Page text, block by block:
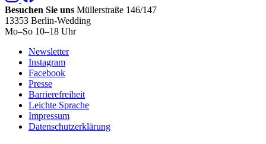
Besuchen Sie uns Müllerstraße 146/147
13353 Berlin-Wedding
Mo–So 10–18 Uhr
Newsletter
Instagram
Facebook
Presse
Barrierefreiheit
Leichte Sprache
Impressum
Datenschutzerklärung